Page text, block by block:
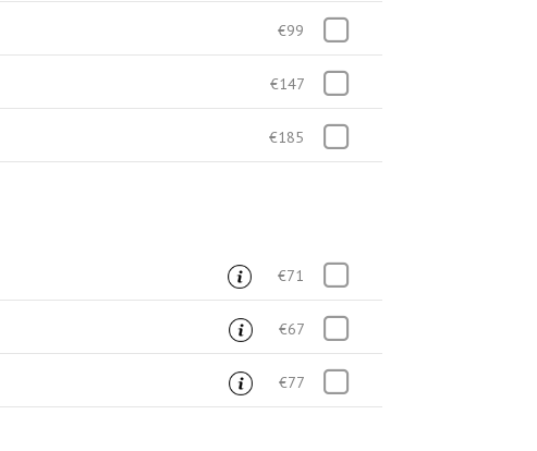
€99
€147
€185
€71
€67
€77